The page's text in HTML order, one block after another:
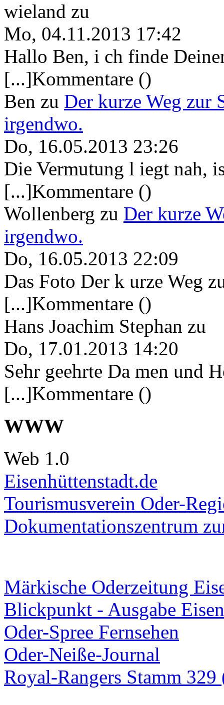
wieland zu
Mo, 04.11.2013 17:42
Hallo Ben, i ch finde
[...]Kommentare ()
Ben zu Der kurze Weg zur
irgendwo.
Do, 16.05.2013 23:26
Die Vermutung l iegt nah,
[...]Kommentare ()
Wollenberg zu Der kurze
irgendwo.
Do, 16.05.2013 22:09
Das Foto Der k urze Weg
[...]Kommentare ()
Hans Joachim Stephan zu
Do, 17.01.2013 14:20
Sehr geehrte Da men und
[...]Kommentare ()
WWW
Web 1.0
Eisenhüttenstadt.de
Tourismusverein Oder-
Dokumentationszentrum
Märkische Oderzeitung
Blickpunkt - Ausgabe
Oder-Spree Fernsehen
Oder-Neiße-Journal
Royal-Rangers Stamm